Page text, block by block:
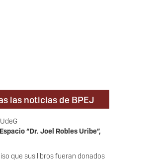
las noticias de BPEJ
“Dr. Joel Robles Uribe”,
que sus libros fueran donados